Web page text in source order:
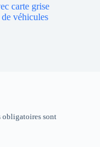
carte grise
de véhicules
obligatoires sont